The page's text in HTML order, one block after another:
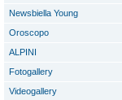
Newsbiella Young
Oroscopo
ALPINI
Fotogallery
Videogallery